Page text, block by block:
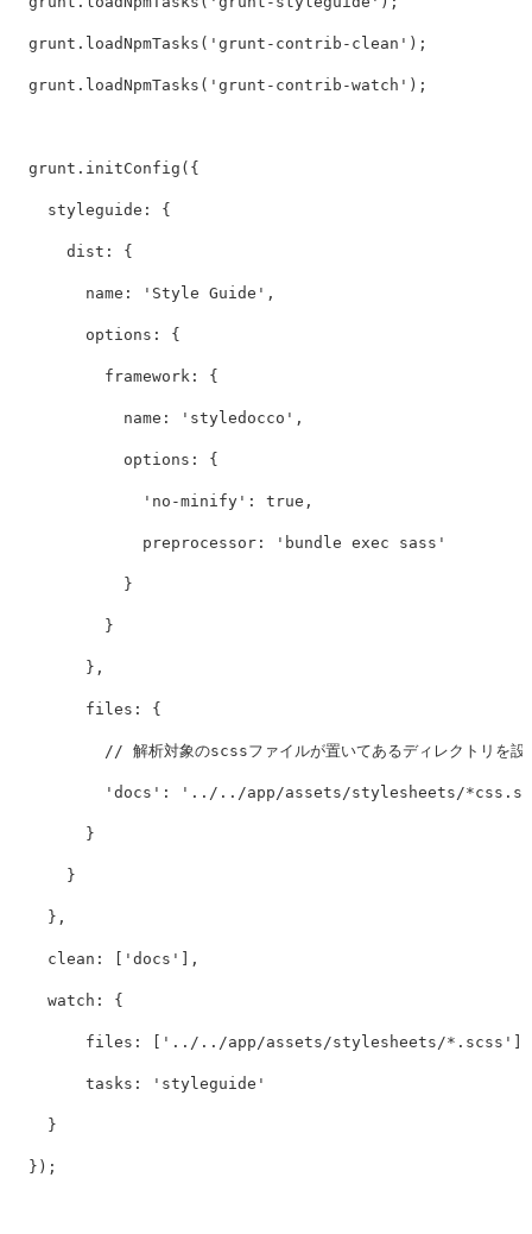
grunt . loadNpmTasks ( ' grunt-contrib-clean ' );
grunt . loadNpmTasks ( ' grunt-contrib-watch ' );
grunt . initConfig ({
styleguide : {
dist : {
name : ' Style Guide ' ,
options : {
framework : {
name : ' styledocco ' ,
options : {
' no-minify ' : true ,
preprocessor : ' bundle exec sass '
}
}
},
files : {
// 解析対象のscssファイルが置いてあるディレクトリを設
' docs ' : ' ../../app/assets/stylesheets/
}
}
},
clean : ' docs ' ],
watch : {
files : ' ../../app/assets/stylesheets/*.scss '
tasks : ' styleguide '
}
});